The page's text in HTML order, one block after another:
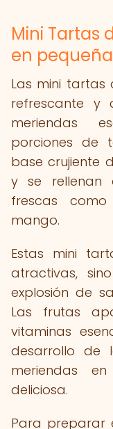
Mini Tartas
en
Las mini tartas
refrescante y
meriendas
porciones de
base crujiente
y se rellenan
frescas
mango.
Estas mini
atractivas,
explosión de
Las frutas
vitaminas
desarrollo de
meriendas
deliciosa.
Para preparar